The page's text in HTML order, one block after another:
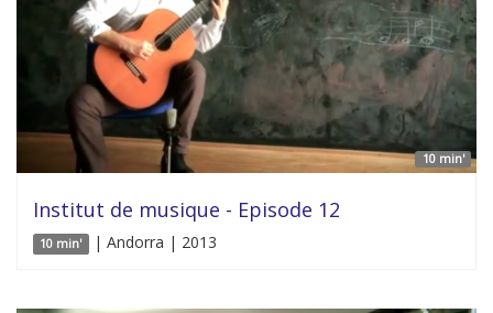
10 min'
Institut de musique - Episode 12
10 min' | Andorra | 2013